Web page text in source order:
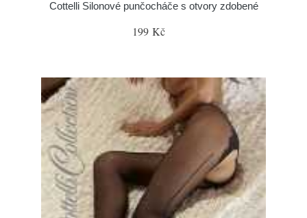
Cottelli Silonové punčocháče s otvory zdobené
199 Kč